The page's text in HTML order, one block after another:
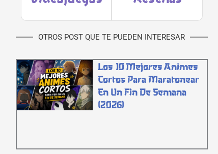
OTROS POST QUE TE PUEDEN INTERESAR
Los 10 Mejores Animes
Cortos Para Maratonear
En Un Fin De Semana
(2026)